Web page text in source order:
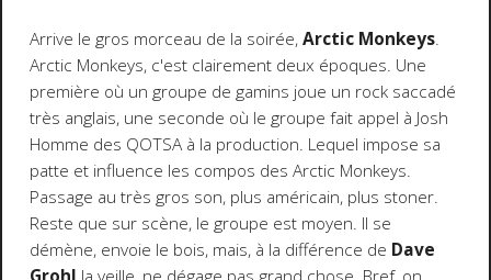
Arrive le gros morceau de la soirée,Arctic Monkeys.
Arctic Monkeys, c'est clairement deux époques. Une
première où un groupe de gamins joue un rock saccadé
très anglais, une seconde où le groupe fait appel à Josh
Homme des QOTSA à la production. Lequel impose sa
patte et influence les compos des Arctic Monkeys.
Passage au très gros son, plus américain, plus stoner.
Reste que sur scène, le groupe est moyen. Il se
démène, envoie le bois, mais, à la différence de Dave